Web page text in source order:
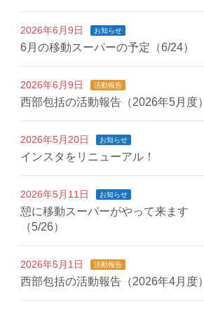
2026年6月9日 お知らせ
6月の移動スーパーの予定（6/24）
2026年6月9日 活動報告
西部包括の活動報告（2026年5月度）
2026年5月20日 お知らせ
インスタをリニューアル！
2026年5月11日 お知らせ
憩に移動スーパーがやって来ます
（5/26）
2026年5月1日 活動報告
西部包括の活動報告（2026年4月度）